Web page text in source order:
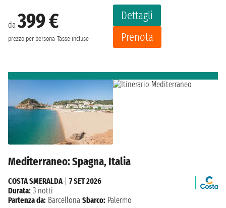
da399 €
prezzo per persona Tasse incluse
Dettagli
Prenota
Mediterraneo: Spagna, Italia
COSTA SMERALDA| 7 SET 2026
Durata: 3 notti
Partenza da: Barcellona Sbarco: Palermo